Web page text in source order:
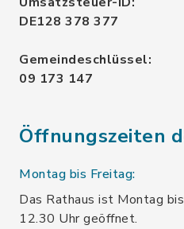
DE128 378 377
Gemeindeschlüssel:
09 173 147
Öffnungszeiten
Montag bis Freitag:
Das Rathaus ist Montag
12.30 Uhr geöffnet.